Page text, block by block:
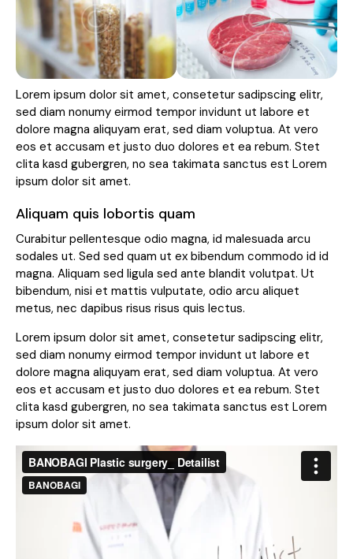
Lorem ipsum dolor sit amet, consetetur sadipscing elitr,
sed diam nonumy eirmod tempor invidunt ut labore et
dolore magna aliquyam erat, sed diam voluptua. At vero
eos et accusam et justo duo dolores et ea rebum. Stet
clita kasd gubergren, no sea takimata sanctus est Lorem
ipsum dolor sit amet.
Aliquam quis lobortis quam
Curabitur pellentesque odio magna, id malesuada arcu
sodales ut. Sed sed quam ut ex bibendum commodo id id
magna. Aliquam sed ligula sed ante blandit volutpat. Ut
bibendum, nisi et mattis vulputate, odio arcu aliquet
metus, nec dapibus risus risus quis lectus.
Lorem ipsum dolor sit amet, consetetur sadipscing elitr,
sed diam nonumy eirmod tempor invidunt ut labore et
dolore magna aliquyam erat, sed diam voluptua. At vero
eos et accusam et justo duo dolores et ea rebum. Stet
clita kasd gubergren, no sea takimata sanctus est Lorem
ipsum dolor sit amet.